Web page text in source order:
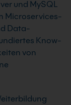
und MySQL
Microservices-
Data-
Know-
von